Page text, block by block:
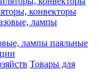
конвекторы
лампы паяльные
Товары для